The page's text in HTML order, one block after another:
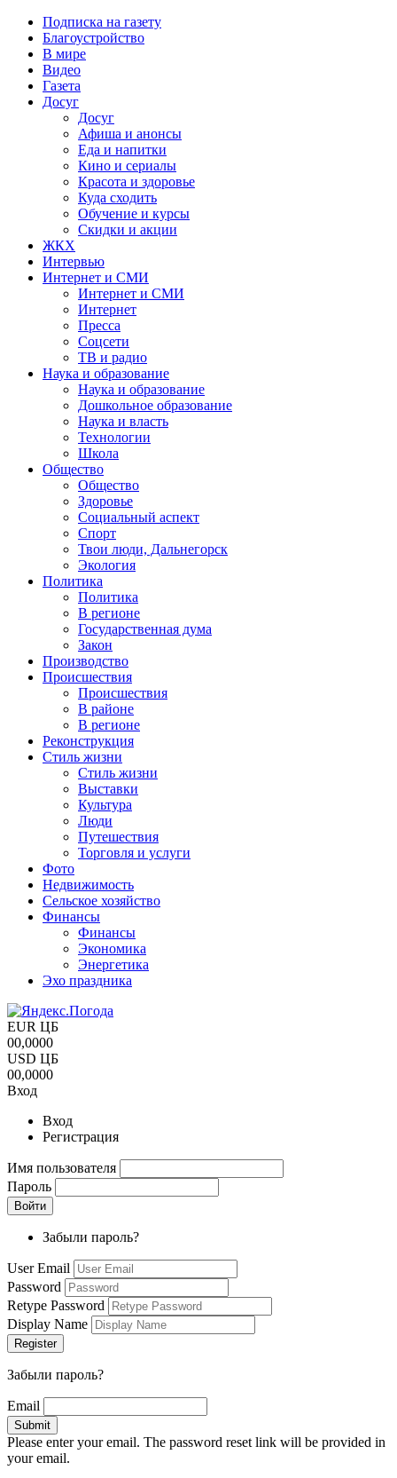
Подписка на газету
Благоустройство
В мире
Видео
Газета
Досуг
Досуг
Афиша и анонсы
Еда и напитки
Кино и сериалы
Красота и здоровье
Куда сходить
Обучение и курсы
Скидки и акции
ЖКХ
Интервью
Интернет и СМИ
Интернет и СМИ
Интернет
Пресса
Соцсети
ТВ и радио
Наука и образование
Наука и образование
Дошкольное образование
Наука и власть
Технологии
Школа
Общество
Общество
Здоровье
Социальный аспект
Спорт
Твои люди, Дальнегорск
Экология
Политика
Политика
В регионе
Государственная дума
Закон
Производство
Происшествия
Происшествия
В районе
В регионе
Реконструкция
Стиль жизни
Стиль жизни
Выставки
Культура
Люди
Путешествия
Торговля и услуги
Фото
Недвижимость
Сельское хозяйство
Финансы
Финансы
Экономика
Энергетика
Эхо праздника
EUR ЦБ
00,0000
USD ЦБ
00,0000
Вход
Вход
Регистрация
Имя пользователя
Пароль
Забыли пароль?
User Email
Password
Retype Password
Display Name
Забыли пароль?
Email
Please enter your email. The password reset link will be provided in
your email.